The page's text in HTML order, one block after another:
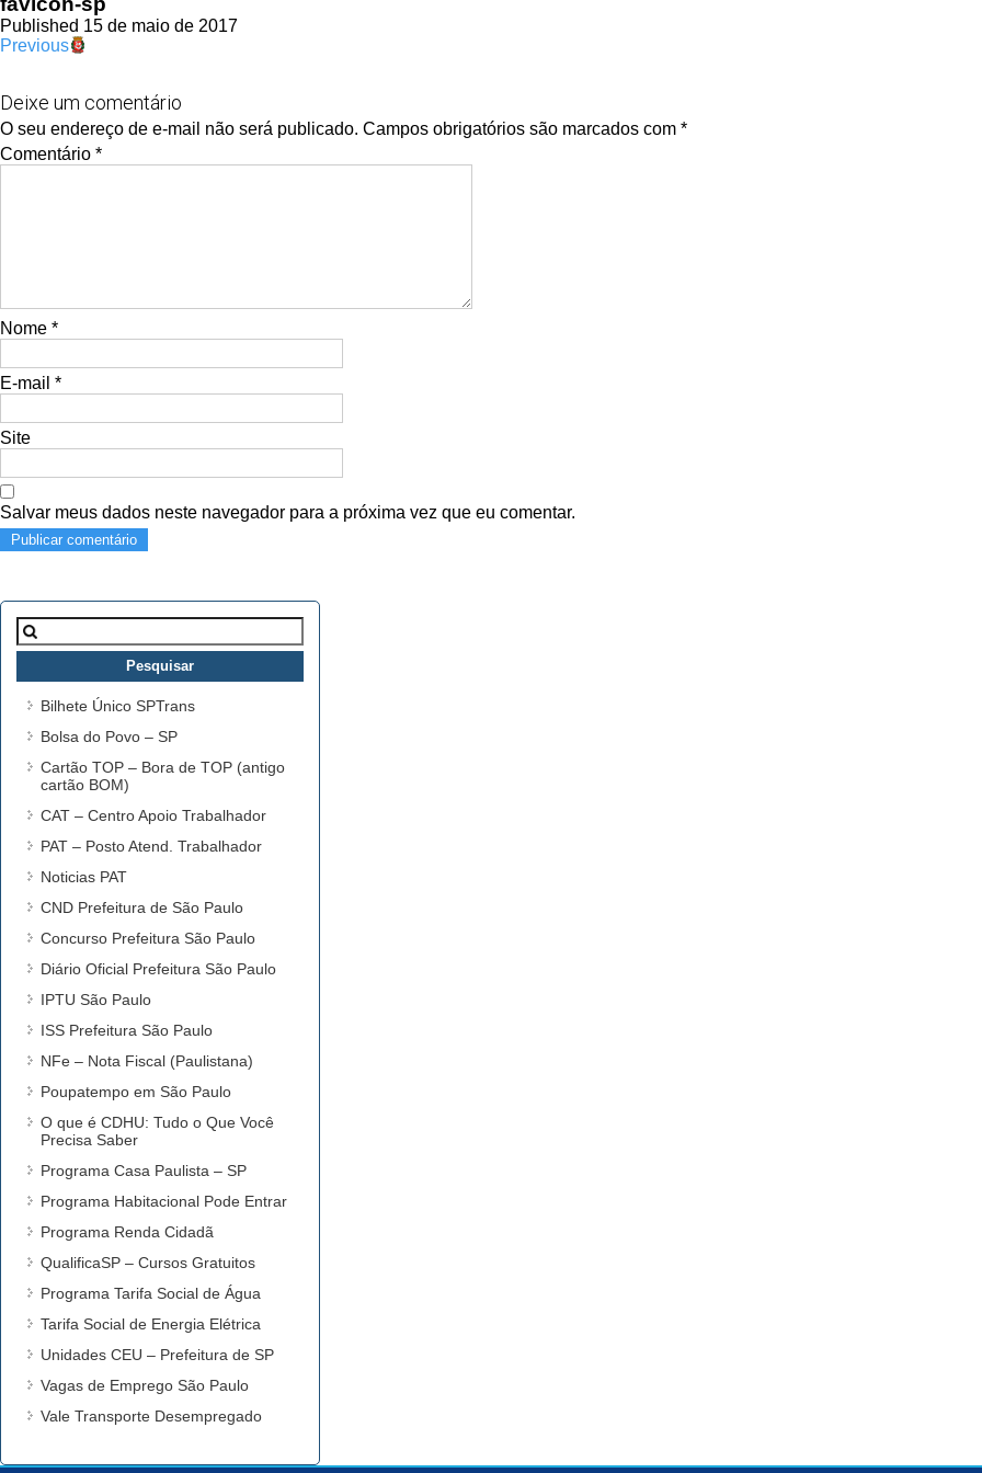
Published 15 de maio de 2017
Previous
Deixe um comentário
O seu endereço de e-mail não será publicado. Campos obrigatórios são marcados com *
Comentário *
Nome *
E-mail *
Site
Salvar meus dados neste navegador para a próxima vez que eu comentar.
Pesquisar
por:
Bilhete Único SPTrans
Bolsa do Povo – SP
Cartão TOP – Bora de TOP (antigo
cartão BOM)
CAT – Centro Apoio Trabalhador
PAT – Posto Atend. Trabalhador
Noticias PAT
CND Prefeitura de São Paulo
Concurso Prefeitura São Paulo
Diário Oficial Prefeitura São Paulo
IPTU São Paulo
ISS Prefeitura São Paulo
NFe – Nota Fiscal (Paulistana)
Poupatempo em São Paulo
O que é CDHU: Tudo o Que Você
Precisa Saber
Programa Casa Paulista – SP
Programa Habitacional Pode Entrar
Programa Renda Cidadã
QualificaSP – Cursos Gratuitos
Programa Tarifa Social de Água
Tarifa Social de Energia Elétrica
Unidades CEU – Prefeitura de SP
Vagas de Emprego São Paulo
Vale Transporte Desempregado